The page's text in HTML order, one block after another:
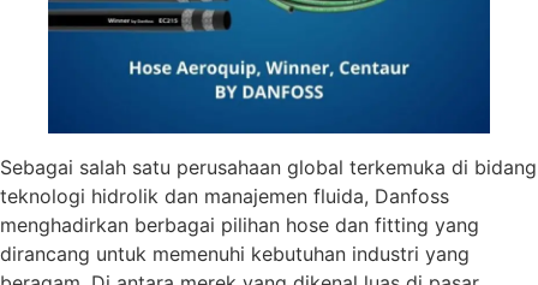
Sebagai salah satu perusahaan global terkemuka di bidang
teknologi hidrolik dan manajemen fluida, Danfoss
menghadirkan berbagai pilihan hose dan fitting yang
dirancang untuk memenuhi kebutuhan industri yang